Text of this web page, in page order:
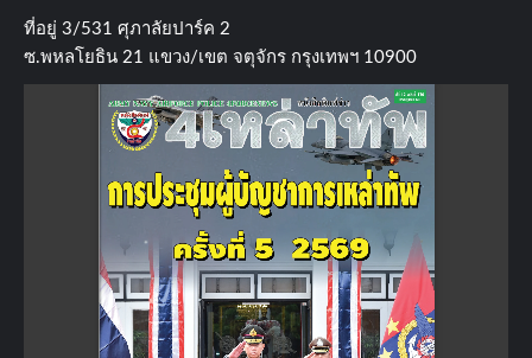
ที่อยู่​ 3/531​ ศุภาลัยปาร์ค​ 2
ซ.พหลโยธิน​ 21​ แขวง/เขต​ จตุจักร​ กรุงเทพฯ 10900